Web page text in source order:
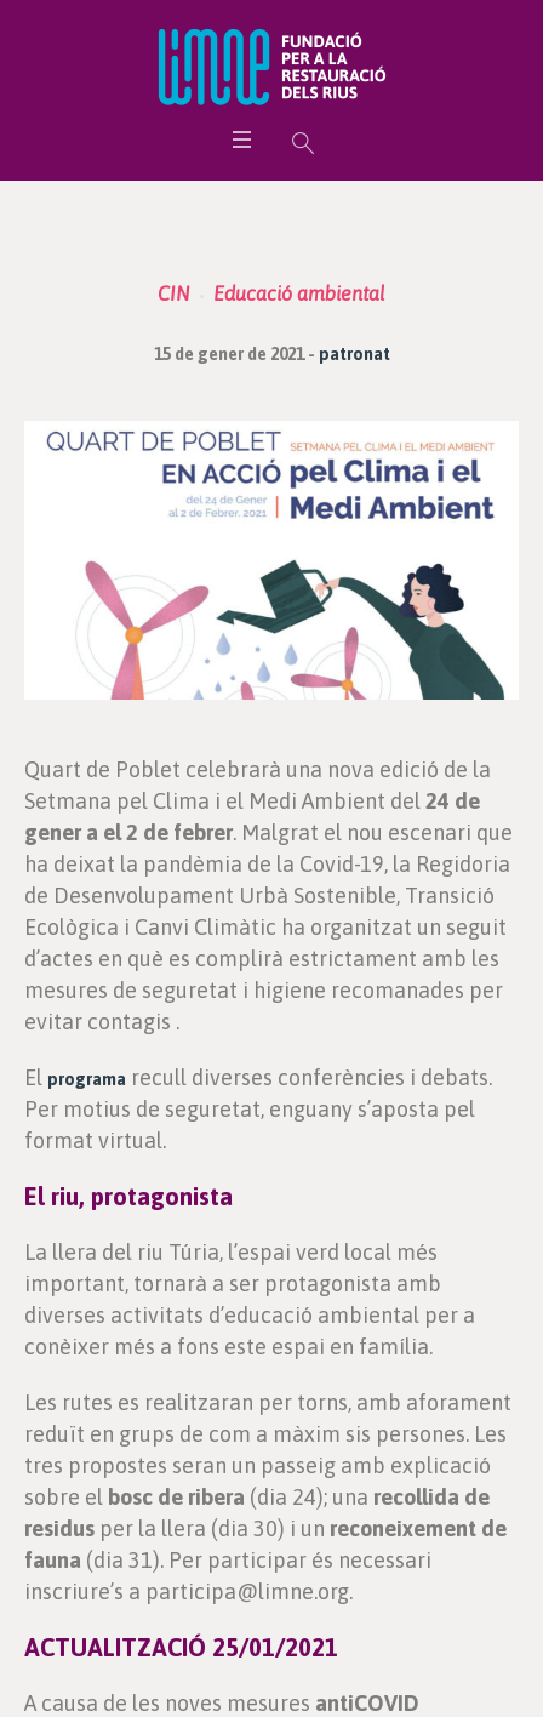
CIN Educació ambiental
15 de gener de 2021 patronat
Quart de Poblet celebrarà una nova edició de la
Setmana pel Clima i el Medi Ambient del 24 de
gener a el 2 de febrer. Malgrat el nou escenari que
ha deixat la pandèmia de la Covid-19, la Regidoria
de Desenvolupament Urbà Sostenible, Transició
Ecològica i Canvi Climàtic ha organitzat un seguit
d’actes en què es complirà estrictament amb les
mesures de seguretat i higiene recomanades per
evitar contagis .
El programa recull diverses conferències i debats.
Per motius de seguretat, enguany s’aposta pel
format virtual.
El riu, protagonista
La llera del riu Túria, l’espai verd local més
important, tornarà a ser protagonista amb
diverses activitats d’educació ambiental per a
conèixer més a fons este espai en família.
Les rutes es realitzaran per torns, amb aforament
reduït en grups de com a màxim sis persones. Les
tres propostes seran un passeig amb explicació
sobre el bosc de ribera (dia 24); una recollida de
residus per la llera (dia 30) i un reconeixement de
fauna (dia 31). Per participar és necessari
inscriure’s a participa@limne.org.
ACTUALITZACIÓ 25/01/2021
A causa de les noves mesures antiCOVID